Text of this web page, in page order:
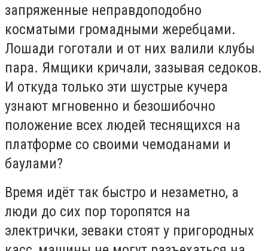
запряженные неправдоподобно
косматыми громадными жеребцами.
Лошади гоготали и от них валили клубы
пара. Ямщики кричали, зазывая седоков.
И откуда только эти шустрые кучера
узнают мгновенно и безошибочно
положение всех людей теснящихся на
платформе со своими чемоданами и
баулами?
Время идёт так быстро и незаметно, а
люди до сих пор торопятся на
электрички, зеваки стоят у пригородных